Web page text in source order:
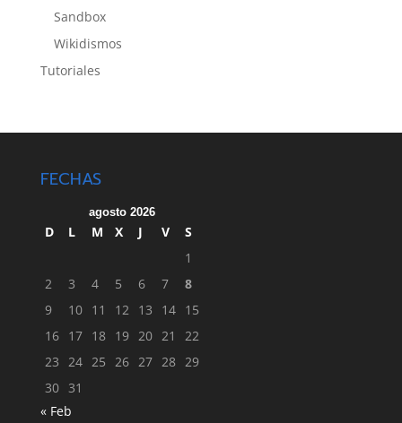
Sandbox
Wikidismos
Tutoriales
FECHAS
agosto 2026
D L M X J V
S
1
2
3 4 5 6 7
8
9
10 11 12 13 14 15
16 17 18 19 20 21
22
23 24 25 26 27 28 29
30 31
« Feb